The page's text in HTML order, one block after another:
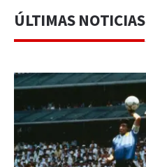
ÚLTIMAS NOTICIAS